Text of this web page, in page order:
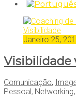
Janeiro 25,
Visibilidade
Comunicação,
Pessoal, Networking,